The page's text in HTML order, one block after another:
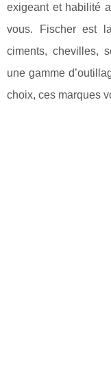
exigeant et habilité
vous. Fischer est
ciments, chevilles,
une gamme
choix, ces marques